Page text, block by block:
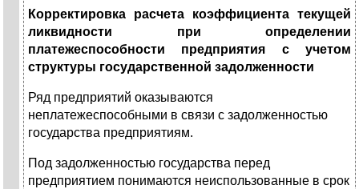
Корректировка расчета коэффициента текущей
ликвидности при определении
платежеспособности предприятия с учетом
структуры государственной задолженности
Ряд предприятий оказываются
неплатежеспособными в связи с задолженностью
государства предприятиям.
Под задолженностью государства перед
предприятием понимаются неиспользованные в срок